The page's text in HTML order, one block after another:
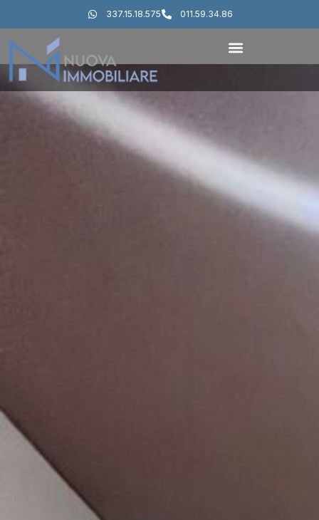
337.15.18.575 011.59.34.86